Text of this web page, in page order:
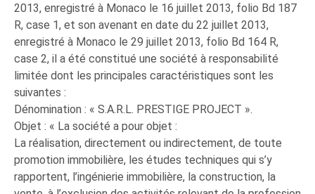
2013, enregistré à Monaco le 16 juillet 2013, folio Bd 187
R, case 1, et son avenant en date du 22 juillet 2013,
enregistré à Monaco le 29 juillet 2013, folio Bd 164 R,
case 2, il a été constitué une société à responsabilité
limitée dont les principales caractéristiques sont les
suivantes :
Dénomination : « S.A.R.L. PRESTIGE PROJECT ».
Objet : « La société a pour objet :
La réalisation, directement ou indirectement, de toute
promotion immobilière, les études techniques qui s’y
rapportent, l’ingénierie immobilière, la construction, la